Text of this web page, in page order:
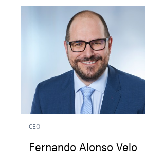
CEO
Fernando Alonso Velo